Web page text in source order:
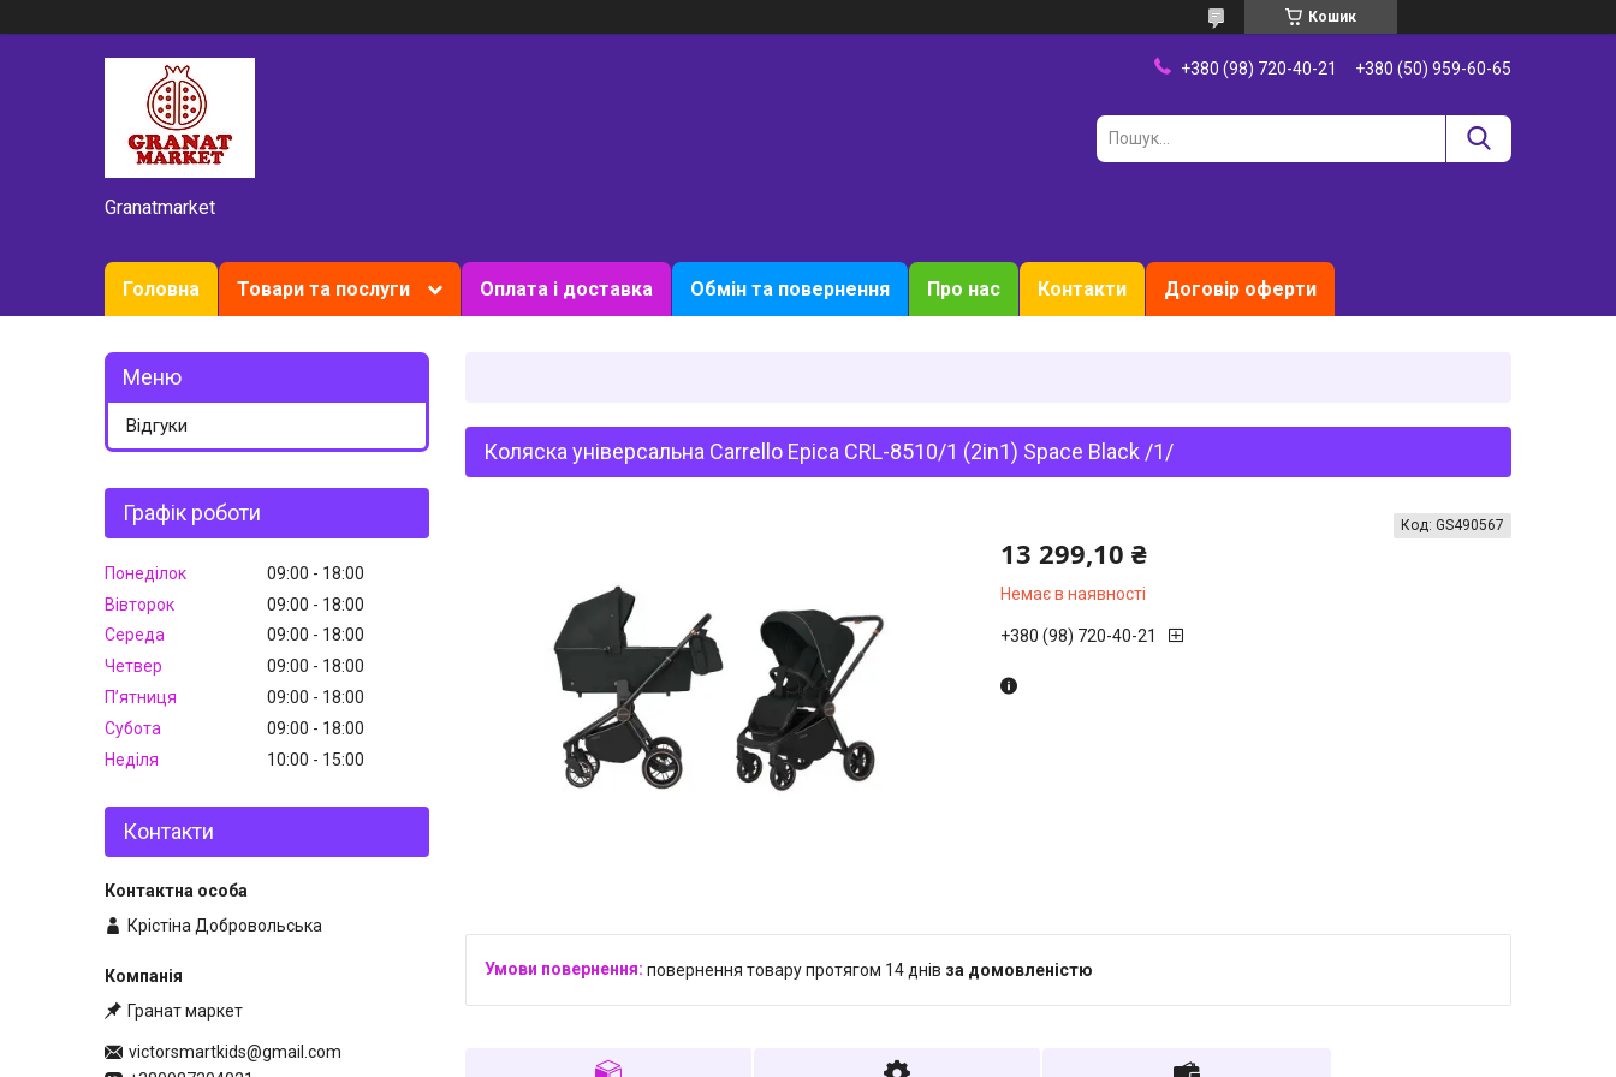
Кошик
Granatmarket
+380 (98) 720-40-21 +380 (50) 959-60-65
Головна Товари та послуги Оплата і доставка Обмін та повернення Про нас Контакти Договір оферти
Коляска універсальна Carrello Epica CRL-8510/1 (2in1) Space Black /1/
13 299,10 ₴
Немає в наявності
Код: GS490567
+380 (98) 720-40-21
повернення товару протягом 14 днів за домовленістю
Відгуки
Графік роботи
Понеділок 09:00
18:00
Вівторок
09:00
18:00
Середа
09:00
18:00
Четвер
09:00
18:00
Пʼятниця
09:00
18:00
Субота
09:00
18:00
Неділя
10:00 15:00
Контакти
Крістіна Добровольська
Гранат маркет
victorsmartkids@gmail.com